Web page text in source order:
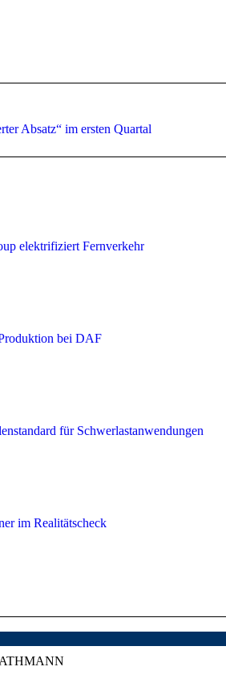
Absatz“ im ersten Quartal
elektrifiziert Fernverkehr
bei DAF
für Schwerlastanwendungen
im Realitätscheck